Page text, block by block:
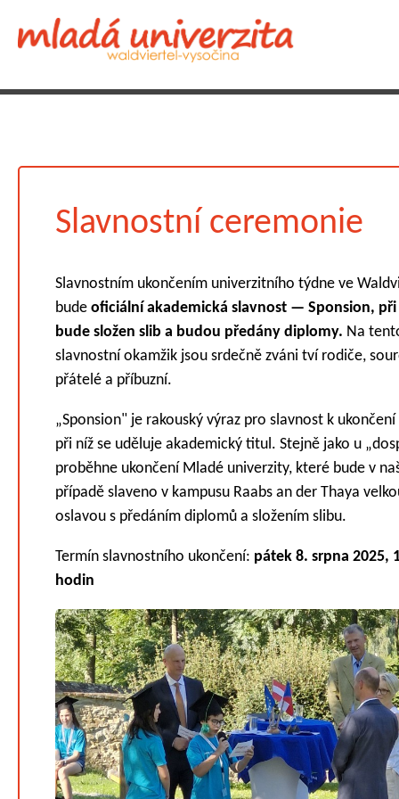
Slavnostní ceremonie
Slavnostním ukončením univerzitního týdne ve
bude oficiální akademická slavnost — Sponsion, při
bude složen slib a budou předány diplomy. Na
slavnostní okamžik jsou srdečně zváni tví rodiče,
přátelé a příbuzní.
„Sponsion" je rakouský výraz pro slavnost k
při níž se uděluje akademický titul. Stejně jako u
proběhne ukončení Mladé univerzity, které bude v
případě slaveno v kampusu Raabs an der Thaya
oslavou s předáním diplomů a složením slibu.
Termín slavnostního ukončení: pátek 8. srpna 2025,
hodin